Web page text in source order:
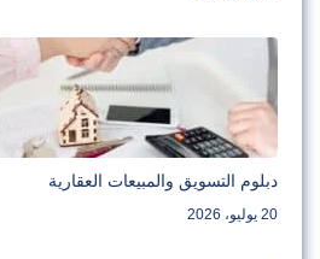
دبلوم التسويق والمبيعات العقارية
20 يوليو، 2026